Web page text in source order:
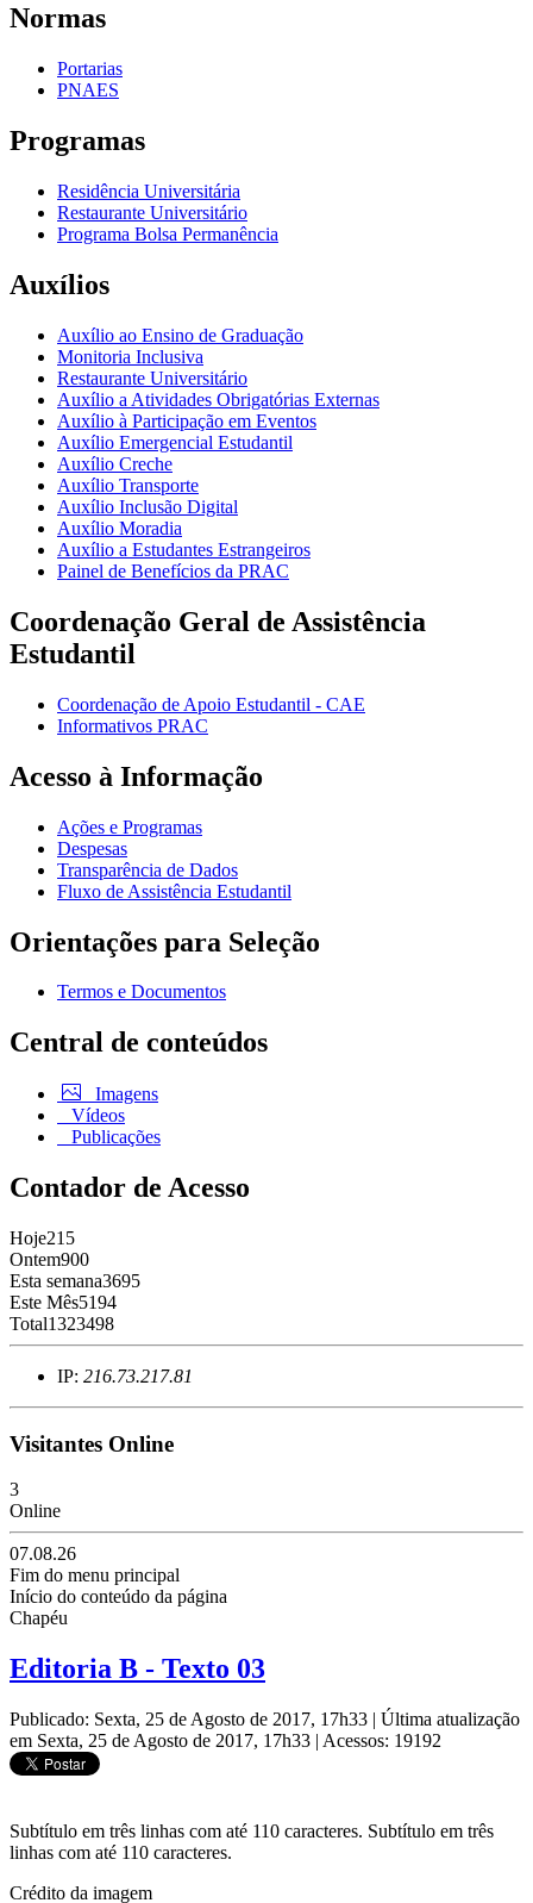
Normas
Portarias
PNAES
Programas
Residência Universitária
Restaurante Universitário
Programa Bolsa Permanência
Auxílios
Auxílio ao Ensino de Graduação
Monitoria Inclusiva
Restaurante Universitário
Auxílio a Atividades Obrigatórias Externas
Auxílio à Participação em Eventos
Auxílio Emergencial Estudantil
Auxílio Creche
Auxílio Transporte
Auxílio Inclusão Digital
Auxílio Moradia
Auxílio a Estudantes Estrangeiros
Painel de Benefícios da PRAC
Coordenação Geral de Assistência
Estudantil
Coordenação de Apoio Estudantil - CAE
Informativos PRAC
Acesso à Informação
Ações e Programas
Despesas
Transparência de Dados
Fluxo de Assistência Estudantil
Orientações para Seleção
Termos e Documentos
Central de conteúdos
Imagens
Vídeos
Publicações
Contador de Acesso
Hoje215
Ontem900
Esta semana3695
Este Mês5194
Total1323498
IP: 216.73.217.81
Visitantes Online
3
Online
07.08.26
Fim do menu principal
Início do conteúdo da página
Chapéu
Editoria B - Texto 03
Publicado: Sexta, 25 de Agosto de 2017, 17h33 | Última atualização
em Sexta, 25 de Agosto de 2017, 17h33 | Acessos: 19192
Subtítulo em três linhas com até 110 caracteres. Subtítulo em três
linhas com até 110 caracteres.
Crédito da imagem